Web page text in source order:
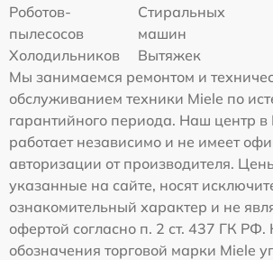
Роботов-
пылесосов
Стиральных
машин
Холодильников
Вытяжек
Мы занимаемся ремонтом и
обслуживанием техники Miele по
гарантийного периода. Наш центр
работает независимо и не имеет
авторизации от производителя.
указанные на сайте, носят
ознакомительный характер и не
офертой согласно п. 2 ст. 437 ГК РФ.
обозначения торговой марки Miele